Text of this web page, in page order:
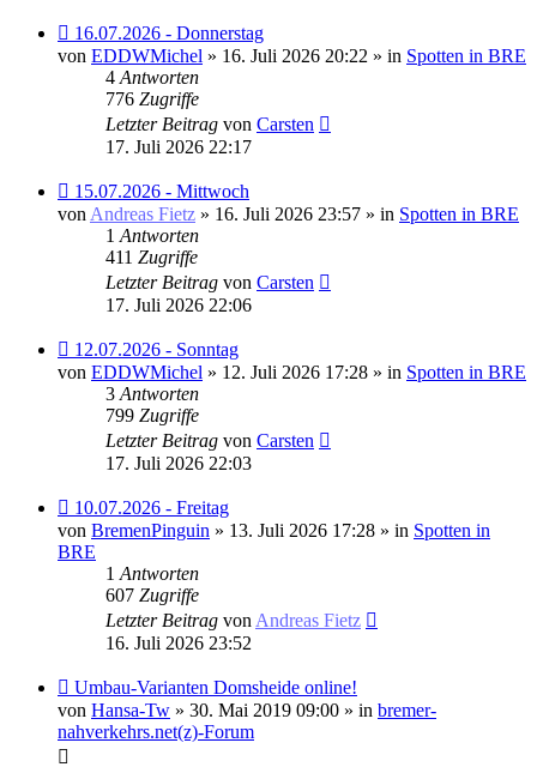
Neuer
Beitrag
16.07.2026 - Donnerstag
von EDDWMichel » 16. Juli 2026 20:22 » in Spotten in BRE
4 Antworten
776 Zugriffe
Letzter Beitrag von Carsten
17. Juli 2026 22:17
Neuer
Beitrag
15.07.2026 - Mittwoch
von Andreas Fietz » 16. Juli 2026 23:57 » in Spotten in BRE
1 Antworten
411 Zugriffe
Letzter Beitrag von Carsten
17. Juli 2026 22:06
Neuer
Beitrag
12.07.2026 - Sonntag
von EDDWMichel » 12. Juli 2026 17:28 » in Spotten in BRE
3 Antworten
799 Zugriffe
Letzter Beitrag von Carsten
17. Juli 2026 22:03
Neuer
Beitrag
10.07.2026 - Freitag
von BremenPinguin » 13. Juli 2026 17:28 » in Spotten in
BRE
1 Antworten
607 Zugriffe
Letzter Beitrag von Andreas Fietz
16. Juli 2026 23:52
Neuer
Beitrag
Umbau-Varianten Domsheide online!
von Hansa-Tw » 30. Mai 2019 09:00 » in bremer-
nahverkehrs.net(z)-Forum